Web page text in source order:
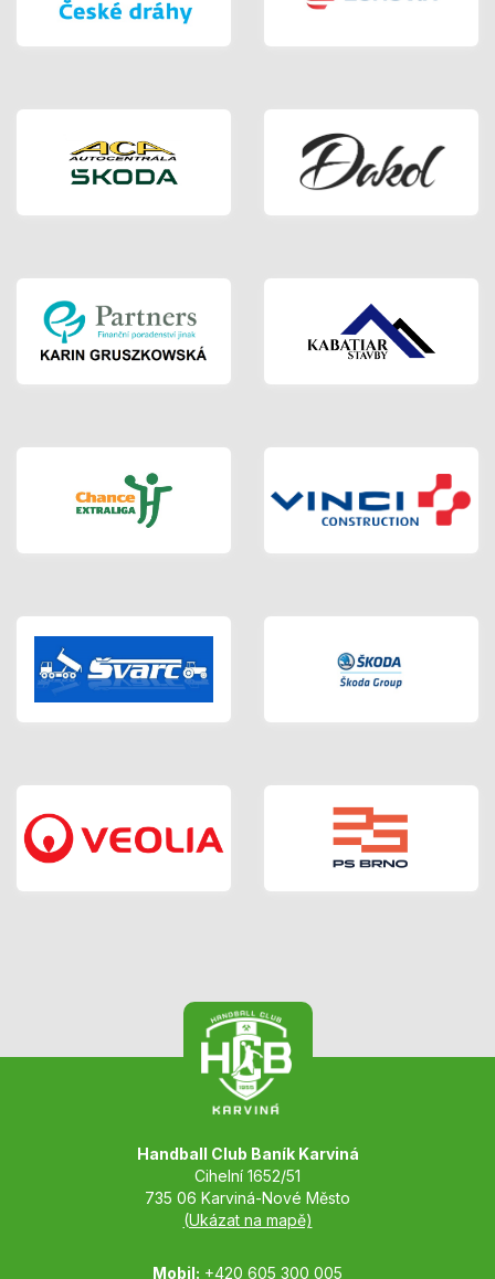
Handball Club Baník Karviná
Cihelní 1652/51
735 06 Karviná-Nové Město
(Ukázat na mapě)
Mobil: +420 605 300 005